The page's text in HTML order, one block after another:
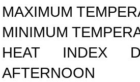
MAXIMUM
MINIMUM
HEAT INDEX
AFTERNOON